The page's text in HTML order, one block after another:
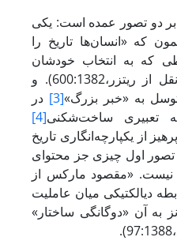
بر دو تصور عمده است: یکی
که «انسان‌ها تاریخ را
که به انتخاب خودشان
باشد» (کسل،12:1383، به نقل از ریتزر،600:1382). و
توسل به «خبر بزرگ»[3]
در
تعبیری ساخت‌شکنی[4]
از یکپارچه‌انگاری تاریخ
1384 (الف)، 8). تصور اول چیزی جز محتوای
نیست. «مقصود مارکس از
دیالکتیکی میان عاملیت
به آن «دوگانگی ساختار»